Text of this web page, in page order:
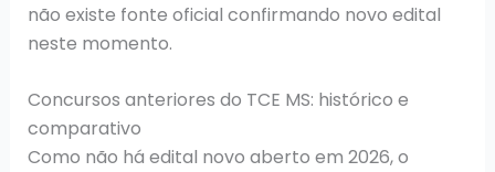
não existe fonte oficial confirmando novo edital
neste momento.
Concursos anteriores do TCE MS: histórico e
comparativo
Como não há edital novo aberto em 2026, o